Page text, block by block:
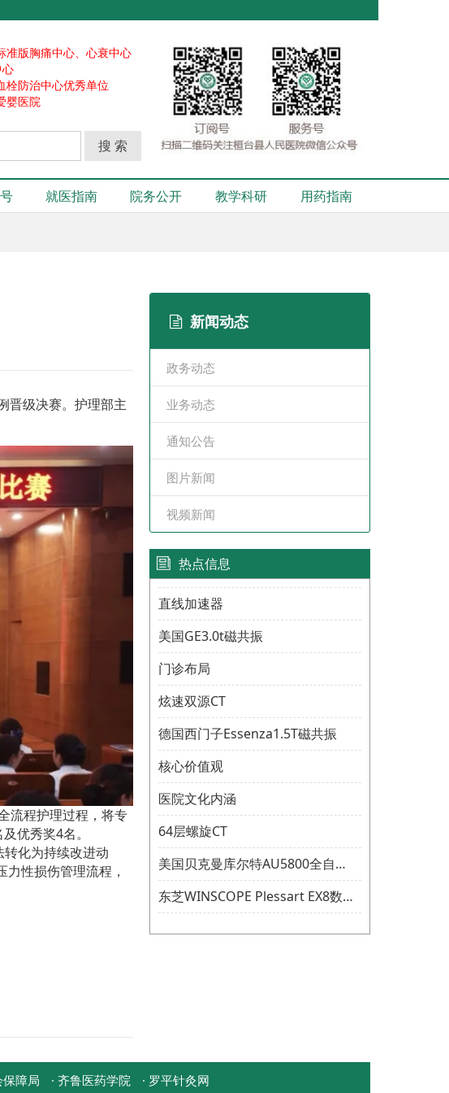
准版胸痛中心、心衰中心
栓防治中心优秀单位
婴医院
搜 索
就医指南 院务公开 教学科研 用药指南
晋级决赛。护理部主
流程护理过程，将专
优秀奖4名。
化为持续改进动
性损伤管理流程，
新闻动态
政务动态
业务动态
通知公告
图片新闻
视频新闻
热点信息
直线加速器
美国GE3.0t磁共振
门诊布局
炫速双源CT
德国西门子Essenza1.5T磁共振
核心价值观
医院文化内涵
64层螺旋CT
美国贝克曼库尔特AU5800全自动生化分析仪
东芝WINSCOPE Plessart EX8数字胃肠机
保障局 · 齐鲁医药学院 · 罗平针灸网